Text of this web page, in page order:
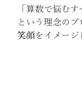
「算数で悩む
という理念のプ
笑顔をイメージ